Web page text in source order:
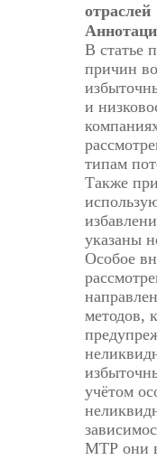
отраслей
В статье
причин
и
типам
Также
указаны
Особое
методов,
учётом
МТР они